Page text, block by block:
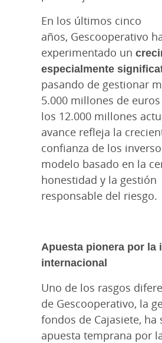
En los últimos cinco
años, Gescooperativo
experimentado un
especialmente
pasando de gestionar
5.000 millones de
los 12.000 millones
avance refleja la
confianza de los
modelo basado en la
honestidad y la gestión
responsable del riesgo.
Apuesta pionera por la
internacional
Uno de los rasgos
de Gescooperativo, la
fondos de Cajasiete, ha
apuesta temprana por